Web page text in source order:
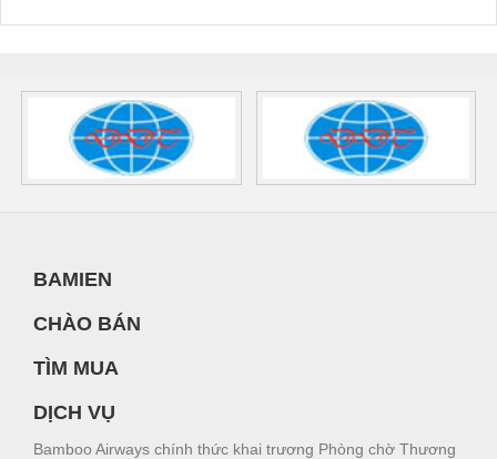
BAMIEN
CHÀO BÁN
TÌM MUA
DỊCH VỤ
Bamboo Airways chính thức khai trương Phòng chờ Thương